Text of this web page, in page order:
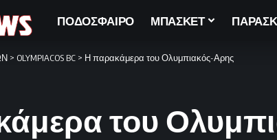
ΠΟΔΟΣΦΑΙΡΟ ΜΠΑΣΚΕΤ
> OLYMPIACOS BC > Η παρακάμερα του Ολυμπιακός-Αρης
του